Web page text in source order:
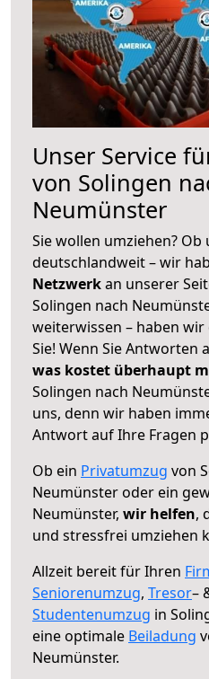
Unser Service
von Solingen
Neumünster
Sie wollen umziehen? Ob
deutschlandweit – wir
Netzwerkan unserer
Solingen nach
weiterwissen – haben
Sie! Wenn Sie Antworten
was kostet überhaupt
Solingen nach
uns, denn wir haben
Antwort auf Ihre Fragen
Ob ein Privatumzug von
Neumünster oder ein
Neumünster, wir helfen,
und stressfrei umziehen
Allzeit bereit für Ihren
Seniorenumzug, Tresor–
Studentenumzug in
eine optimale Beiladung
Neumünster.